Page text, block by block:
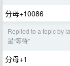
分母+10086
Replied to a topic by
是“等待”
分母+1